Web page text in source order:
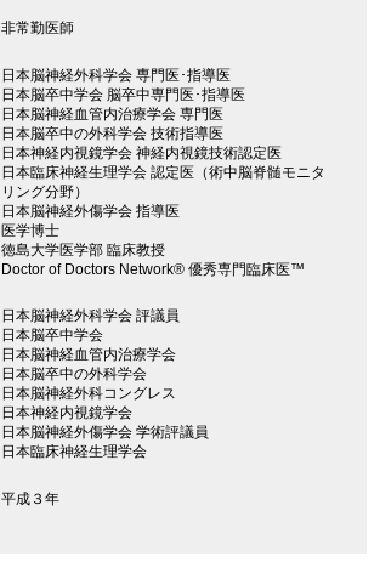
非常勤医師
日本脳神経外科学会 専門医･指導医
日本脳卒中学会 脳卒中専門医･指導医
日本脳神経血管内治療学会 専門医
日本脳卒中の外科学会 技術指導医
日本神経内視鏡学会 神経内視鏡技術認定医
日本臨床神経生理学会 認定医（術中脳脊髄モニタ
リング分野）
日本脳神経外傷学会 指導医
医学博士
徳島大学医学部 臨床教授
Doctor of Doctors Network® 優秀専門臨床医™
日本脳神経外科学会 評議員
日本脳卒中学会
日本脳神経血管内治療学会
日本脳卒中の外科学会
日本脳神経外科コングレス
日本神経内視鏡学会
日本脳神経外傷学会 学術評議員
日本臨床神経生理学会
平成３年